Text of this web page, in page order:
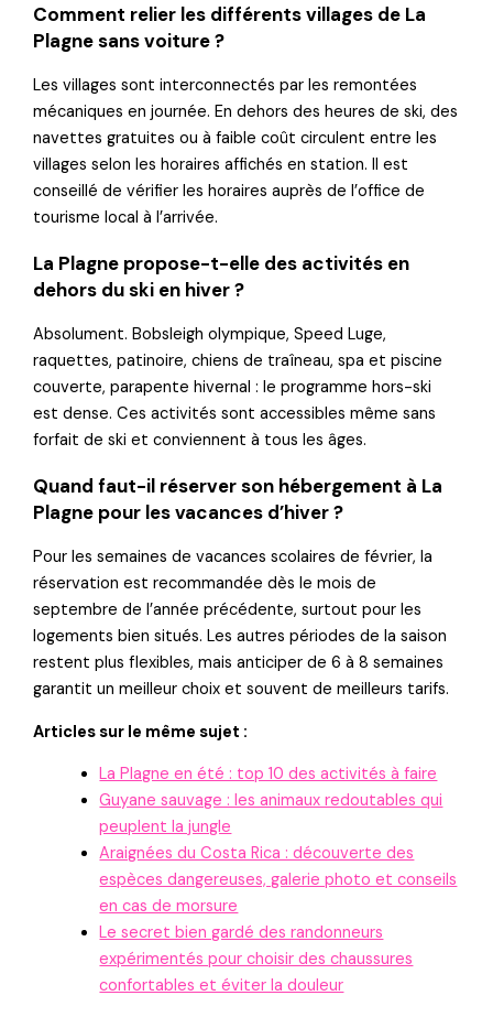
Comment relier les différents villages de La
Plagne sans voiture ?
Les villages sont interconnectés par les remontées
mécaniques en journée. En dehors des heures de ski, des
navettes gratuites ou à faible coût circulent entre les
villages selon les horaires affichés en station. Il est
conseillé de vérifier les horaires auprès de l’office de
tourisme local à l’arrivée.
La Plagne propose-t-elle des activités en
dehors du ski en hiver ?
Absolument. Bobsleigh olympique, Speed Luge,
raquettes, patinoire, chiens de traîneau, spa et piscine
couverte, parapente hivernal : le programme hors-ski
est dense. Ces activités sont accessibles même sans
forfait de ski et conviennent à tous les âges.
Quand faut-il réserver son hébergement à La
Plagne pour les vacances d’hiver ?
Pour les semaines de vacances scolaires de février, la
réservation est recommandée dès le mois de
septembre de l’année précédente, surtout pour les
logements bien situés. Les autres périodes de la saison
restent plus flexibles, mais anticiper de 6 à 8 semaines
garantit un meilleur choix et souvent de meilleurs tarifs.
Articles sur le même sujet :
La Plagne en été : top 10 des activités à faire
Guyane sauvage : les animaux redoutables qui
peuplent la jungle
Araignées du Costa Rica : découverte des
espèces dangereuses, galerie photo et conseils
en cas de morsure
Le secret bien gardé des randonneurs
expérimentés pour choisir des chaussures
confortables et éviter la douleur